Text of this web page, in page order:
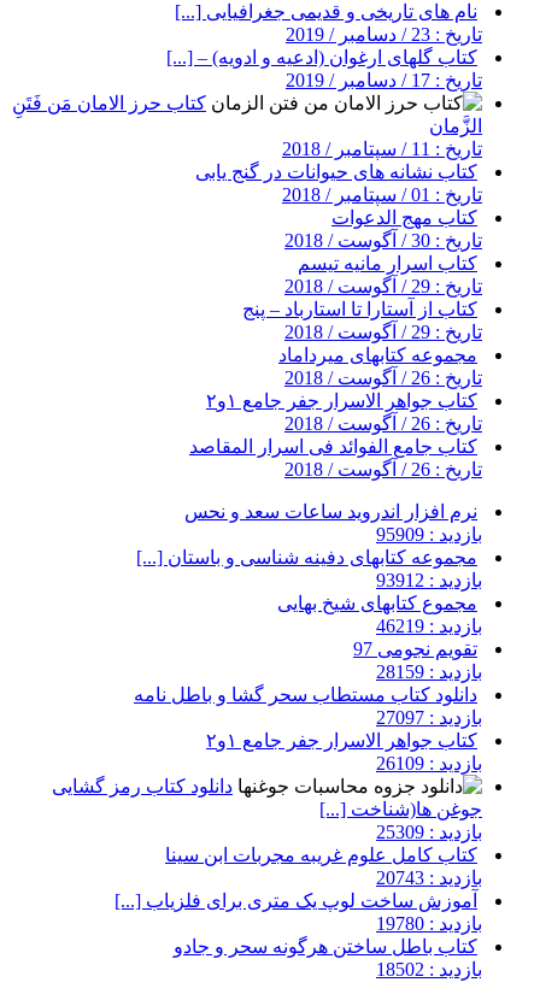
نام های تاریخی و قدیمی جغرافیایی [...]
تاریخ : 23 / دسامبر / 2019
کتاب گلهای ارغوان (ادعیه و ادویه) – [...]
تاریخ : 17 / دسامبر / 2019
کتاب حرز الامان مَن فَتَنِ
الزَّمان
تاریخ : 11 / سپتامبر / 2018
کتاب نشانه های حیوانات در گنج یابی
تاریخ : 01 / سپتامبر / 2018
کتاب مهج الدعوات
تاریخ : 30 / آگوست / 2018
کتاب اسرار مانیه تیسم
تاریخ : 29 / آگوست / 2018
کتاب از آستارا تا استارباد – پنج
تاریخ : 29 / آگوست / 2018
مجموعه کتابهای میرداماد
تاریخ : 26 / آگوست / 2018
کتاب جواهر الاسرار جفر جامع ۱و۲
تاریخ : 26 / آگوست / 2018
کتاب جامع الفوائد فی اسرار المقاصد
تاریخ : 26 / آگوست / 2018
نرم افزار اندروید ساعات سعد و نحس
بازدید : 95909
مجموعه کتابهای دفینه شناسی و باستان [...]
بازدید : 93912
مجموع کتابهای شیخ بهایی
بازدید : 46219
تقویم نجومی 97
بازدید : 28159
دانلود کتاب مستطاب سحر گشا و باطل نامه
بازدید : 27097
کتاب جواهر الاسرار جفر جامع ۱و۲
بازدید : 26109
دانلود کتاب رمز گشایی
جوغن ها(شناخت [...]
بازدید : 25309
کتاب کامل علوم غریبه مجربات ابن سینا
بازدید : 20743
آموزش ساخت لوپ یک متری برای فلزیاب [...]
بازدید : 19780
کتاب باطل ساختن هرگونه سحر و جادو
بازدید : 18502